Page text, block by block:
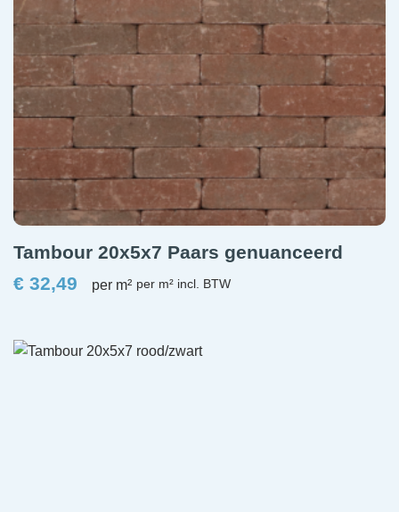
Tambour 20x5x7 Paars genuanceerd
€ 32,49 per m²